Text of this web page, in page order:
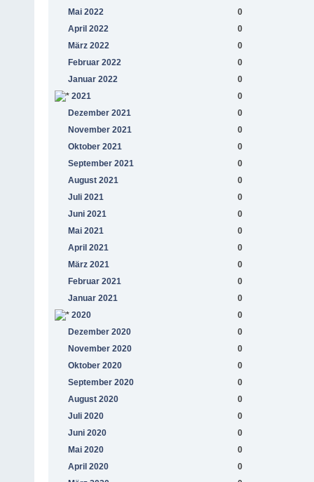
Mai 2022
0
April 2022
0
März 2022
0
Februar 2022
0
Januar 2022
0
2021
0
Dezember 2021
0
November 2021
0
Oktober 2021
0
September 2021
0
August 2021
0
Juli 2021
0
Juni 2021
0
Mai 2021
0
April 2021
0
März 2021
0
Februar 2021
0
Januar 2021
0
2020
0
Dezember 2020
0
November 2020
0
Oktober 2020
0
September 2020
0
August 2020
0
Juli 2020
0
Juni 2020
0
Mai 2020
0
April 2020
0